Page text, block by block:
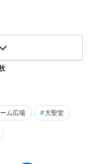
ーム広場 # 大聖堂